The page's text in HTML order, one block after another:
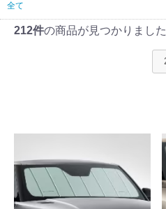
全て
212件の商品が見つかりました